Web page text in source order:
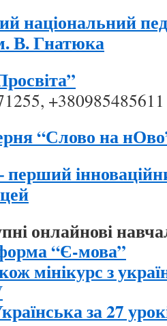
національний
В. Гнатюка
+380985485611
“Слово на
перший
онлайнові
“Є-мова”
мінікурс з
за 27